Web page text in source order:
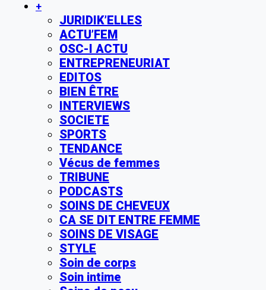
+
JURIDIK’ELLES
ACTU’FEM
OSC-I ACTU
ENTREPRENEURIAT
EDITOS
BIEN ÊTRE
INTERVIEWS
SOCIETE
SPORTS
TENDANCE
Vécus de femmes
TRIBUNE
PODCASTS
SOINS DE CHEVEUX
CA SE DIT ENTRE FEMME
SOINS DE VISAGE
STYLE
Soin de corps
Soin intime